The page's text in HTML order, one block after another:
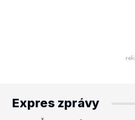
Expres zprávy